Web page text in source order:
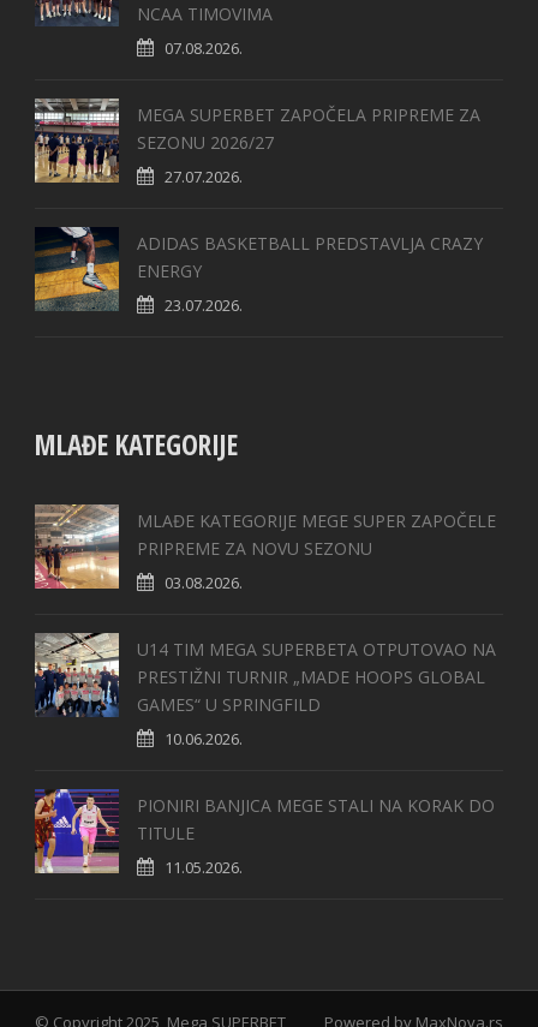
NCAA TIMOVIMA
07.08.2026.
MEGA SUPERBET ZAPOČELA PRIPREME ZA
SEZONU 2026/27
27.07.2026.
ADIDAS BASKETBALL PREDSTAVLJA CRAZY
ENERGY
23.07.2026.
MLAĐE KATEGORIJE
MLAĐE KATEGORIJE MEGE SUPER ZAPOČELE
PRIPREME ZA NOVU SEZONU
03.08.2026.
U14 TIM MEGA SUPERBETA OTPUTOVAO NA
PRESTIŽNI TURNIR „MADE HOOPS GLOBAL
GAMES“ U SPRINGFILD
10.06.2026.
PIONIRI BANJICA MEGE STALI NA KORAK DO
TITULE
11.05.2026.
© Copyright 2025, Mega SUPERBET Powered by MaxNova.rs